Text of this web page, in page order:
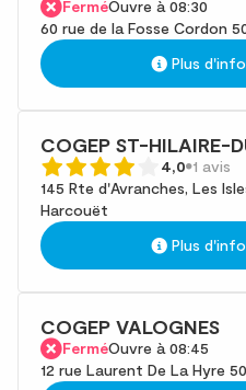
FerméOuvre à 08:30
60 rue de la Fosse Cordon
Plus d'info
COGEP ST-HILAIRE-
4,0 1 avis
145 Rte d'Avranches, Les
Harcouët
Plus d'info
COGEP VALOGNES
FerméOuvre à 08:45
12 rue Laurent De La Hyre